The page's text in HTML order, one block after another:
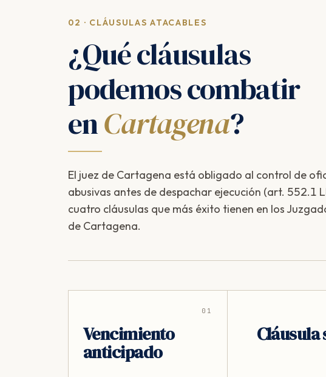
02 · CLÁUSULAS ATACABLES
¿Qué cláusulas
podemos combatir
enCartagena?
El juez de Cartagena está obligado al control de
abusivas antes de despachar ejecución (art. 552.1
cuatro cláusulas que más éxito tienen en los
de Cartagena.
01
Vencimiento
anticipado
Cláusula